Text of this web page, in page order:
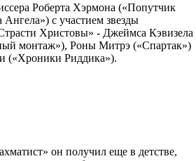
Роберта Хэрмона («Попутчик
Ангела») с участием звезды
Христовы» - Джеймса Кэвизела
монтаж»), Роны Митрэ («Спартак»)
(«Хроники Риддика»).
он получил еще в детстве,